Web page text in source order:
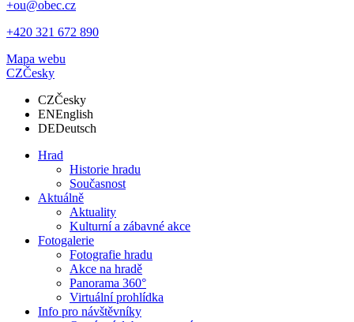
+ou@obec.cz
+420 321 672 890
Mapa webu
CZČesky
CZČesky
ENEnglish
DEDeutsch
Hrad
Historie hradu
Současnost
Aktuálně
Aktuality
Kulturní a zábavné akce
Fotogalerie
Fotografie hradu
Akce na hradě
Panorama 360°
Virtuální prohlídka
Info pro návštěvníky